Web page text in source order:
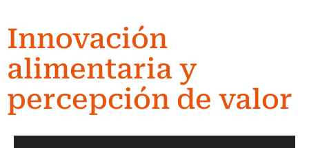
Innovación
alimentaria y
percepción de valor